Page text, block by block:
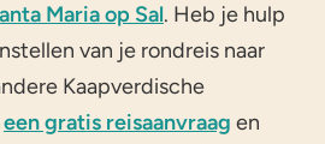
Maria op Sal. Heb je hulp
van je rondreis naar
Kaapverdische
een gratis reisaanvraag en